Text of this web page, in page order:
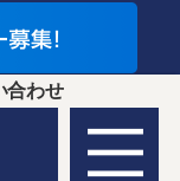
合わせ